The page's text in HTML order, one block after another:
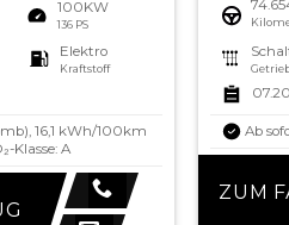
100KW
136 PS
Elektro
Kraftstoff
16,1 kWh/100km
Klasse: A
Ab
ZUM